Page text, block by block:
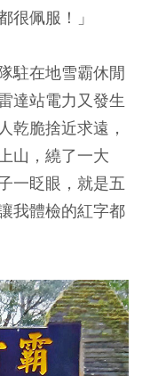
很佩服！」
駐在地雪霸休閒
達站電力又發生
乾脆捨近求遠，
山，繞了一大
一眨眼，就是五
我體檢的紅字都